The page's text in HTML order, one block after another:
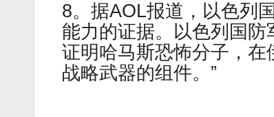
8。据AOL报道，以色列
能力的证据。以色列国防
证明哈马斯恐怖分子，
战略武器的组件。”